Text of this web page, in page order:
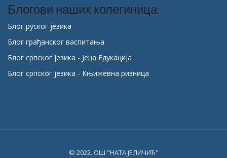
Блогови наших колегиница:
Блог руског језика
Блог грађанског васпитања
Блог српског језика - Јеца Едукација
Блог српског језика - Књижевна ризница
© 2022. ОШ "НАТА ЈЕЛИЧИЋ"